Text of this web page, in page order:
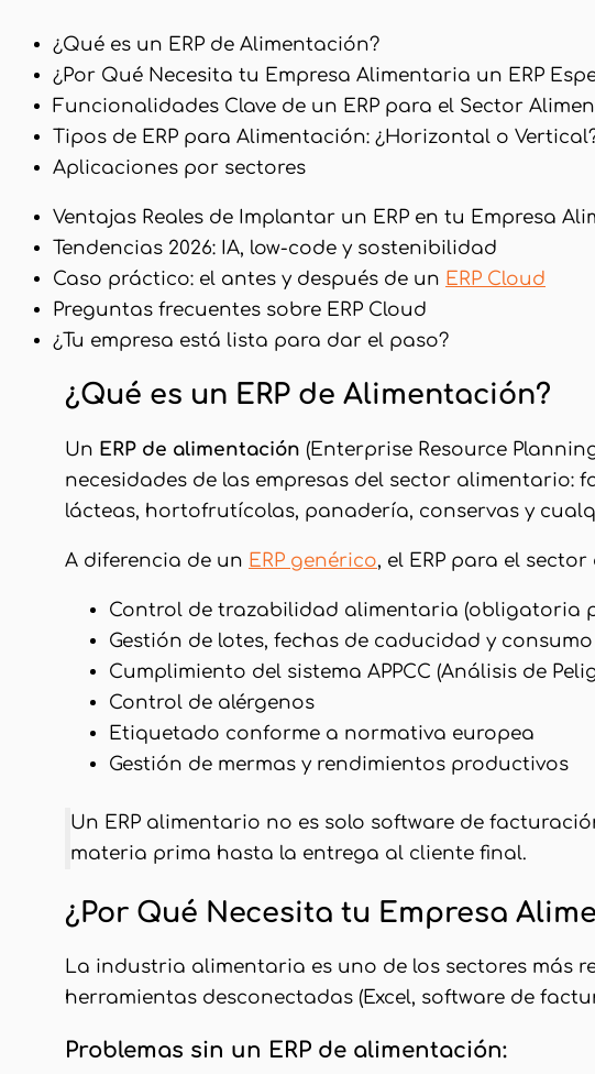
¿Qué es un ERP de Alimentación?
¿Por Qué Necesita tu Empresa Alimentaria un ERP
Funcionalidades Clave de un ERP para el Sector
Tipos de ERP para Alimentación: ¿Horizontal o
Aplicaciones por sectores
Ventajas Reales de Implantar un ERP en tu Empresa
Tendencias 2026: IA, low-code y sostenibilidad
Caso práctico: el antes y después de un ERP Cloud
Preguntas frecuentes sobre ERP Cloud
¿Tu empresa está lista para dar el paso?
¿Qué es un ERP de Alimentación?
Un ERP de alimentación (Enterprise Resource
necesidades de las empresas del sector
lácteas, hortofrutícolas, panadería, conservas y
A diferencia de un ERP genérico, el ERP para el
Control de trazabilidad alimentaria (obligatoria
Gestión de lotes, fechas de caducidad y
Cumplimiento del sistema APPCC (Análisis de
Control de alérgenos
Etiquetado conforme a normativa europea
Gestión de mermas y rendimientos productivos
Un ERP alimentario no es solo software de
materia prima hasta la entrega al cliente final.
¿Por Qué Necesita tu Empresa
La industria alimentaria es uno de los sectores más
herramientas desconectadas (Excel, software de
Problemas sin un ERP de alimentación: